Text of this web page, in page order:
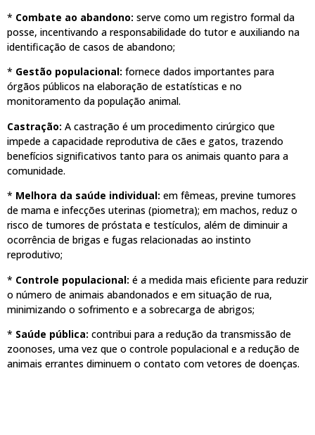
* Combate ao abandono: serve como um registro formal da
posse, incentivando a responsabilidade do tutor e auxiliando na
identificação de casos de abandono;
* Gestão populacional: fornece dados importantes para
órgãos públicos na elaboração de estatísticas e no
monitoramento da população animal.
Castração: A castração é um procedimento cirúrgico que
impede a capacidade reprodutiva de cães e gatos, trazendo
benefícios significativos tanto para os animais quanto para a
comunidade.
* Melhora da saúde individual: em fêmeas, previne tumores
de mama e infecções uterinas (piometra); em machos, reduz o
risco de tumores de próstata e testículos, além de diminuir a
ocorrência de brigas e fugas relacionadas ao instinto
reprodutivo;
* Controle populacional: é a medida mais eficiente para reduzir
o número de animais abandonados e em situação de rua,
minimizando o sofrimento e a sobrecarga de abrigos;
* Saúde pública: contribui para a redução da transmissão de
zoonoses, uma vez que o controle populacional e a redução de
animais errantes diminuem o contato com vetores de doenças.